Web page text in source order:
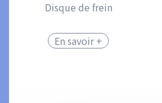
Disque de frein
En savoir +